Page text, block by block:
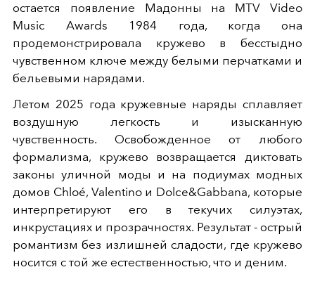
остается появление Мадонны на MTV Video
Music Awards 1984 года, когда она
продемонстрировала кружево в бесстыдно
чувственном ключе между белыми перчатками и
бельевыми нарядами.
Летом 2025 года кружевные наряды сплавляет
воздушную легкость и изысканную
чувственность. Освобожденное от любого
формализма, кружево возвращается диктовать
законы уличной моды и на подиумах модных
домов Chloé, Valentino и Dolce&Gabbana, которые
интерпретируют его в текучих силуэтах,
инкрустациях и прозрачностях. Результат - острый
романтизм без излишней сладости, где кружево
носится с той же естественностью, что и деним.